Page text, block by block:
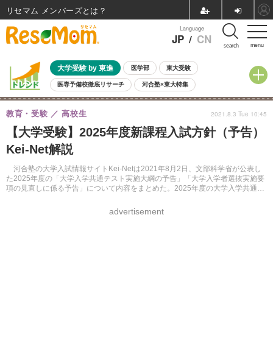
menu
Language
JP / CN search
大学受験 by 東進 医学部 東大受験
医専予備校徹底リサーチ 河合塾×東大特集
親子で考える大学選び 高校受験 中学受験 小学校受験
共通テスト 夏休み
8月開催イベント・WS 全国公立高校 過去問 人気記事
自由研究教材（小学生向け）
【大学受験】2025年度新課程入試方針（予告）
Kei-Net解説
河合塾の大学入試情報サイトKei-Netは2021年8月2日、文部科学省が公表し
た2025年度の「大学入学共通テスト実施大綱の予告」「大学入学者選抜実施要
項の見直しに係る予告」について内容をまとめた。2025年度の大学入学共通テ
教育・受験 高校生
advertisement
2021.8.3 Tue 10:45
リセマム メンバーズ